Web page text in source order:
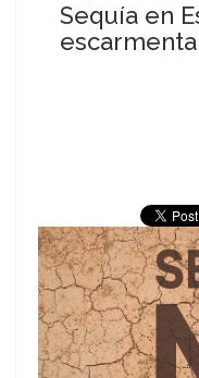
Sequía en